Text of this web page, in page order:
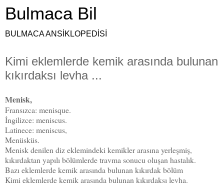
Bulmaca Bil
BULMACA ANSİKLOPEDİSİ
Kimi eklemlerde kemik arasında bulunan
kıkırdaksı levha ...
Menisk,
Fransızca: menisque.
İngilizce: meniscus.
Latinece: meniscus,
Menüsküs.
Menisk denilen diz eklemindeki kemikler arasına yerleşmiş,
kıkırdaktan yapılı bölümlerde travma sonucu oluşan hastalık.
Bazı eklemlerde kemik arasında bulunan kıkırdak bölüm
Kimi eklemlerde kemik arasında bulunan kıkırdaksı levha.